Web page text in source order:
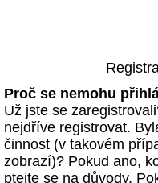
Proč se nemohu
Už jste se
nejdříve registrovat.
činnost (v takovém
zobrazí)? Pokud ano,
ptejte se na důvody.